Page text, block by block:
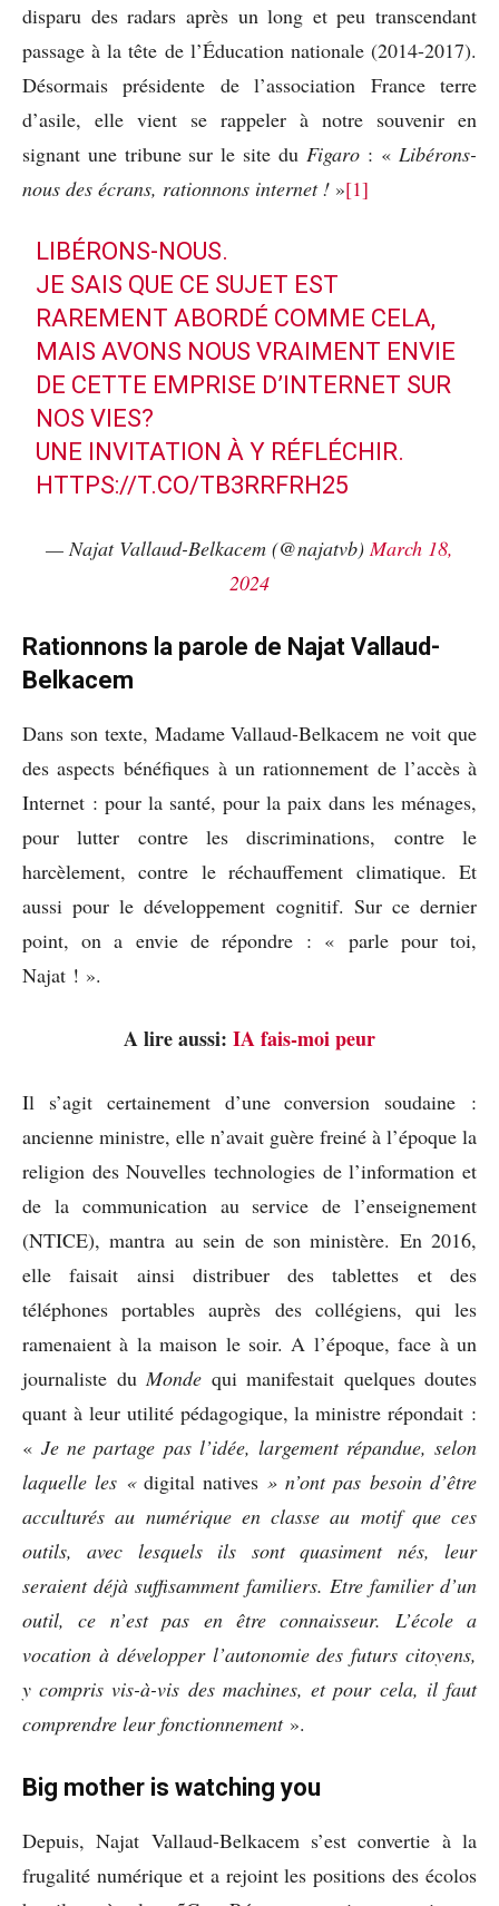
disparu des radars après un long et peu transcendant
passage à la tête de l’Éducation nationale (2014-2017).
Désormais présidente de l’association France terre
d’asile, elle vient se rappeler à notre souvenir en
signant une tribune sur le site du Figaro: « Libérons-
nous des écrans, rationnons internet ! »[1]
LIBÉRONS-NOUS.
JE SAIS QUE CE SUJET EST
RAREMENT ABORDÉ COMME CELA,
MAIS AVONS NOUS VRAIMENT ENVIE
DE CETTE EMPRISE D’INTERNET SUR
NOS VIES?
UNE INVITATION À Y RÉFLÉCHIR.
HTTPS://T.CO/TB3RRFRH25
— Najat Vallaud-Belkacem (@najatvb) March 18,
2024
Rationnons la parole de Najat Vallaud-
Belkacem
Dans son texte, Madame Vallaud-Belkacem ne voit que
des aspects bénéfiques à un rationnement de l’accès à
Internet : pour la santé, pour la paix dans les ménages,
pour lutter contre les discriminations, contre le
harcèlement, contre le réchauffement climatique. Et
aussi pour le développement cognitif. Sur ce dernier
point, on a envie de répondre : « parle pour toi,
Najat ! ».
A lire aussi: IA fais-moi peur
Il s’agit certainement d’une conversion soudaine :
ancienne ministre, elle n’avait guère freiné à l’époque la
religion des Nouvelles technologies de l’information et
de la communication au service de l’enseignement
(NTICE), mantra au sein de son ministère. En 2016,
elle faisait ainsi distribuer des tablettes et des
téléphones portables auprès des collégiens, qui les
ramenaient à la maison le soir. A l’époque, face à un
journaliste du Monde qui manifestait quelques doutes
quant à leur utilité pédagogique, la ministre répondait :
«Je ne partage pas l’idée, largement répandue, selon
laquelle les « digital natives » n’ont pas besoin d’être
acculturés au numérique en classe au motif que ces
outils, avec lesquels ils sont quasiment nés, leur
seraient déjà suffisamment familiers. Etre familier d’un
outil, ce n’est pas en être connaisseur. L’école a
vocation à développer l’autonomie des futurs citoyens,
y compris vis-à-vis des machines, et pour cela, il faut
comprendre leur fonctionnement».
Big mother is watching you
Depuis, Najat Vallaud-Belkacem s’est convertie à la
frugalité numérique et a rejoint les positions des écolos